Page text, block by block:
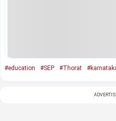
#education #SEP #Thorat